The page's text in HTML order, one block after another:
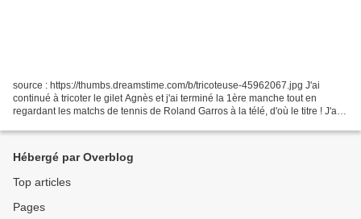
source : https://thumbs.dreamstime.com/b/tricoteuse-45962067.jpg J'ai
continué à tricoter le gilet Agnès et j'ai terminé la 1ère manche tout en
regardant les matchs de tennis de Roland Garros à la télé, d'où le titre ! J'ai
Hébergé par Overblog
Top articles
Pages